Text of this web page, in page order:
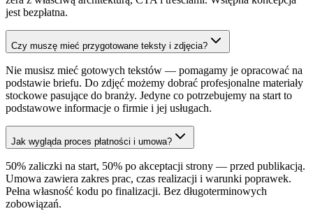
jest bezpłatna.
Czy muszę mieć przygotowane teksty i zdjęcia?
Nie musisz mieć gotowych tekstów — pomagamy je opracować na
podstawie briefu. Do zdjęć możemy dobrać profesjonalne materiały
stockowe pasujące do branży. Jedyne co potrzebujemy na start to
podstawowe informacje o firmie i jej usługach.
Jak wygląda proces płatności i umowa?
50% zaliczki na start, 50% po akceptacji strony — przed publikacją.
Umowa zawiera zakres prac, czas realizacji i warunki poprawek.
Pełna własność kodu po finalizacji. Bez długoterminowych
zobowiązań.